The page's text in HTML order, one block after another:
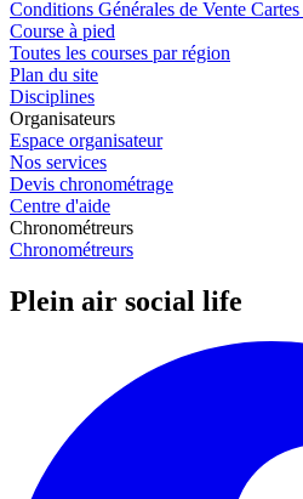
Conditions Générales de Vente
Course à pied
Toutes les courses par région
Plan du site
Disciplines
Organisateurs
Espace organisateur
Nos services
Devis chronométrage
Centre d'aide
Chronométreurs
Chronométreurs
Plein air social life